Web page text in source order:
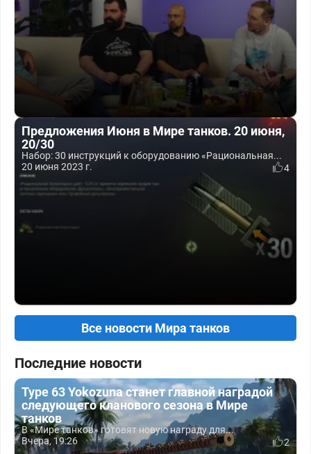
Предложения Июня в Мире танков. 20 июня,
20/30
Набор: 30 инструкций к оборудованию «Рациональная...
20 июня 2023 г.
4
Все новости Мира танков
Последние новости
Type 63 Yokozuna станет главной наградой
следующего кланового сезона в Мире
танков
В «Мире танков» готовят новую награду для...
Вчера, 19:26
2